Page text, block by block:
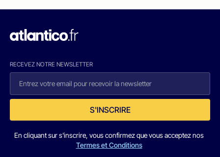
RECEVEZ NOTRE NEWSLETTER
S'INSCRIRE
En cliquant sur s'inscrire, vous confirmez que vous acceptez nos
Termes et Conditions